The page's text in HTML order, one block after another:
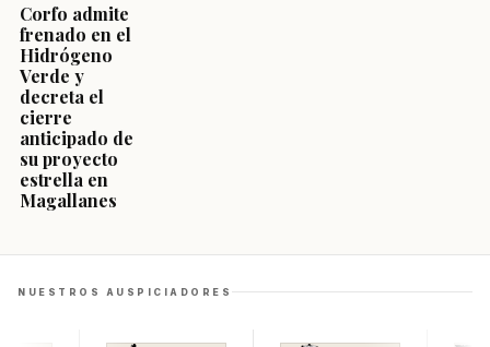
Corfo admite
frenado en el
Hidrógeno
Verde y
decreta el
cierre
anticipado de
su proyecto
estrella en
Magallanes
NUESTROS AUSPICIADORES